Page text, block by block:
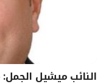
النائب ميشيل